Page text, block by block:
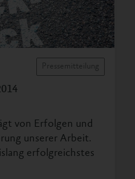
Pressemitteilung
von Erfolgen und
unserer Arbeit.
erfolgreichstes